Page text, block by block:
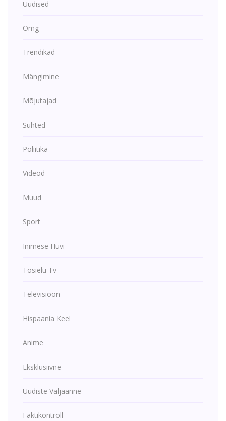
Uudised
Omg
Trendikad
Mängimine
Mõjutajad
Suhted
Poliitika
Videod
Muud
Sport
Inimese Huvi
Tõsielu Tv
Televisioon
Hispaania Keel
Anime
Eksklusiivne
Uudiste Väljaanne
Faktikontroll